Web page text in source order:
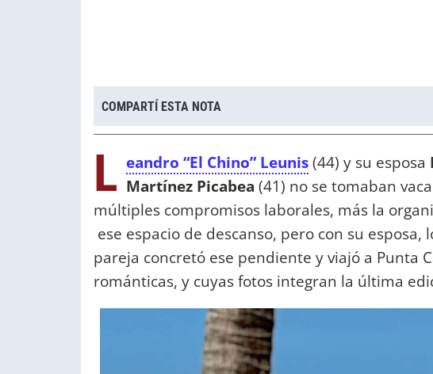
COMPARTÍ ESTA NOTA
L eandro “El Chino” Leunis(44) y su esposa
Martínez Picabea (41) no se tomaban
múltiples compromisos laborales, más la
ese espacio de descanso, pero con su
pareja concretó ese pendiente y viajó a Punta
románticas, y cuyas fotos integran la última